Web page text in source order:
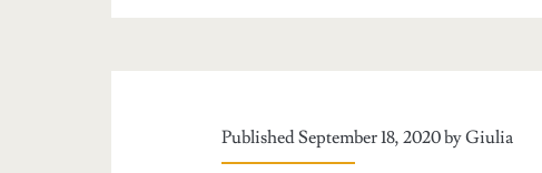
Published September 18, 2020 byGiulia